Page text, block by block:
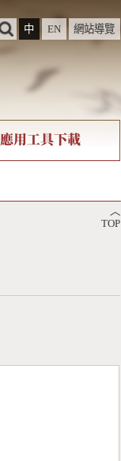
中
EN 網站導覽
應用工具下載
︿
TOP